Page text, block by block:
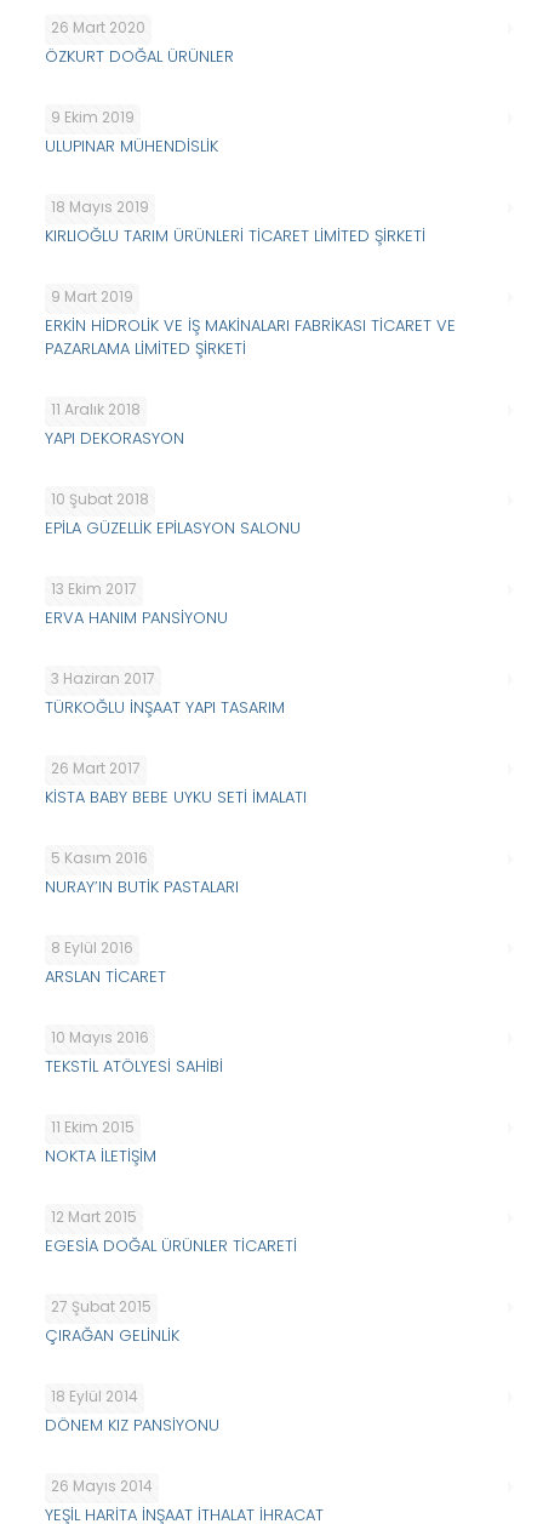
26 Mart 2020
ÖZKURT DOĞAL ÜRÜNLER
9 Ekim 2019
ULUPINAR MÜHENDİSLİK
18 Mayıs 2019
KIRLIOĞLU TARIM ÜRÜNLERİ TİCARET LİMİTED ŞİRKETİ
9 Mart 2019
ERKİN HİDROLİK VE İŞ MAKİNALARI FABRİKASI TİCARET VE
PAZARLAMA LİMİTED ŞİRKETİ
11 Aralık 2018
YAPI DEKORASYON
10 Şubat 2018
EPİLA GÜZELLİK EPİLASYON SALONU
13 Ekim 2017
ERVA HANIM PANSİYONU
3 Haziran 2017
TÜRKOĞLU İNŞAAT YAPI TASARIM
26 Mart 2017
KİSTA BABY BEBE UYKU SETİ İMALATI
5 Kasım 2016
NURAY’IN BUTİK PASTALARI
8 Eylül 2016
ARSLAN TİCARET
10 Mayıs 2016
TEKSTİL ATÖLYESİ SAHİBİ
11 Ekim 2015
NOKTA İLETİŞİM
12 Mart 2015
EGESİA DOĞAL ÜRÜNLER TİCARETİ
27 Şubat 2015
ÇIRAĞAN GELİNLİK
18 Eylül 2014
DÖNEM KIZ PANSİYONU
26 Mayıs 2014
YEŞİL HARİTA İNŞAAT İTHALAT İHRACAT